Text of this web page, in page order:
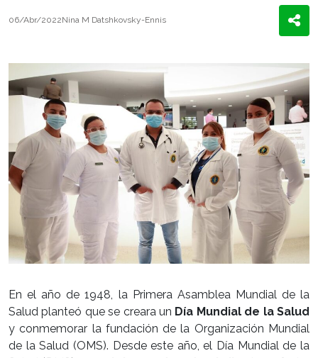
06/Abr/2022Nina M Datshkovsky-Ennis
En el año de 1948, la Primera Asamblea Mundial de la
Salud planteó que se creara un Día Mundial de la Salud
y conmemorar la fundación de la Organización Mundial
de la Salud (OMS). Desde este año, el Día Mundial de la